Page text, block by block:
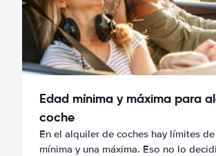
Edad mínima y máxima para
coche
En el alquiler de coches hay límites
mínima y una máxima. Eso no lo